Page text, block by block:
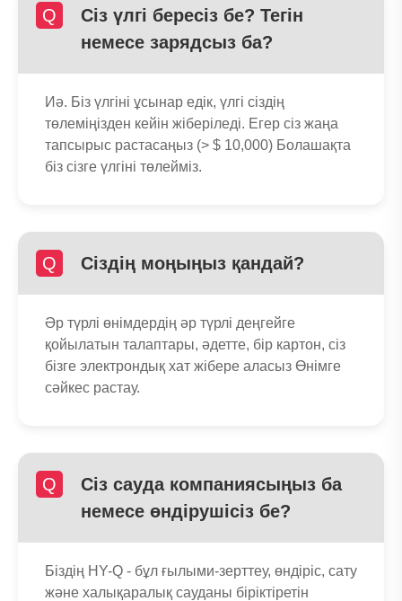
Q
Сіз үлгі бересіз бе? Тегін
немесе зарядсыз ба?
Иә. Біз үлгіні ұсынар едік, үлгі сіздің
төлеміңізден кейін жіберіледі. Егер сіз жаңа
тапсырыс растасаңыз (> $ 10,000) Болашақта
біз сізге үлгіні төлейміз.
Q Сіздің моңыңыз қандай?
Әр түрлі өнімдердің әр түрлі деңгейге
қойылатын талаптары, әдетте, бір картон, сіз
бізге электрондық хат жібере аласыз Өнімге
сәйкес растау.
Q
Сіз сауда компаниясыңыз ба
немесе өндірушісіз бе?
Біздің HY-Q - бұл ғылыми-зерттеу, өндіріс, сату
және халықаралық сауданы біріктіретін